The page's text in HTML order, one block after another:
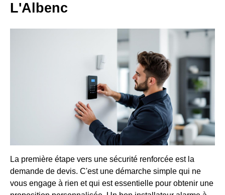
L'Albenc
La première étape vers une sécurité renforcée est la
demande de devis. C'est une démarche simple qui ne
vous engage à rien et qui est essentielle pour obtenir une